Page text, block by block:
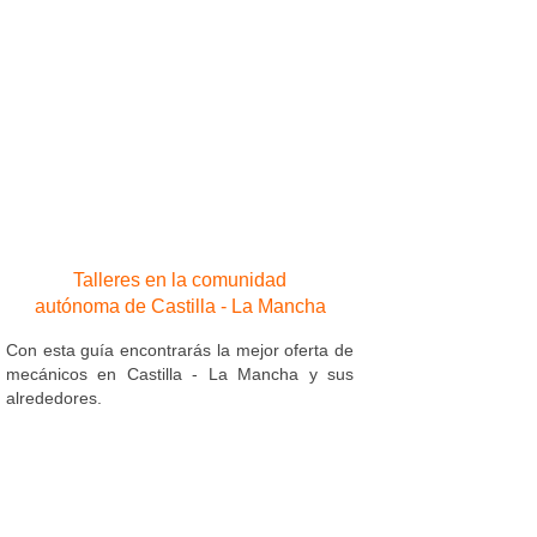
Talleres en la comunidad
autónoma de Castilla - La Mancha
Con esta guía encontrarás la mejor oferta de
mecánicos en Castilla - La Mancha y sus
alrededores.